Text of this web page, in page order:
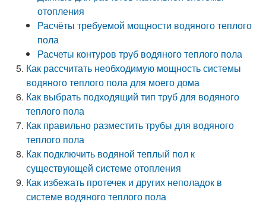
отопления
Расчёты требуемой мощности водяного теплого
пола
Расчеты контуров труб водяного теплого пола
Как рассчитать необходимую мощность системы
водяного теплого пола для моего дома
Как выбрать подходящий тип труб для водяного
теплого пола
Как правильно разместить трубы для водяного
теплого пола
Как подключить водяной теплый пол к
существующей системе отопления
Как избежать протечек и других неполадок в
системе водяного теплого пола